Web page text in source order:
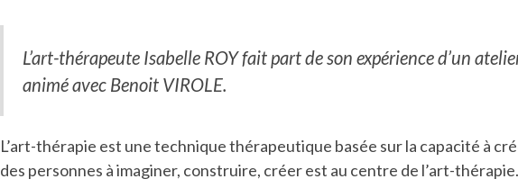
L’art-thérapeute Isabelle ROY fait part de son expérience d’un
animé avec Benoit VIROLE.
L’art-thérapie est une technique thérapeutique basée sur la capacité à
des personnes à imaginer, construire, créer est au centre de l’art-